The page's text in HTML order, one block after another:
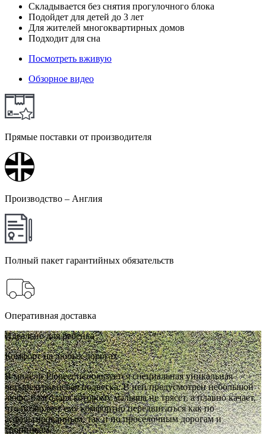
Складывается без снятия прогулочного блока
Подойдет для детей до 3 лет
Для жителей многоквартирных домов
Подходит для сна
Посмотреть вживую
Обзорное видео
Прямые поставки от производителя
Производство – Англия
Полный пакет гарантийных обязательств
Оперативная доставка
Идеально для ребёнка
Комфорт на любых дорогах
В модели Pioneer используется специальная уникальная
четырехуровневая подвеска. В ней предусмотрен небольшой
люфт, благодаря которому малыша не трясет, а плавно качает,
что позволяет ему комфортно передвигаться как по
асфальтированным, так и по проселочным дорогам и
тропинкам.